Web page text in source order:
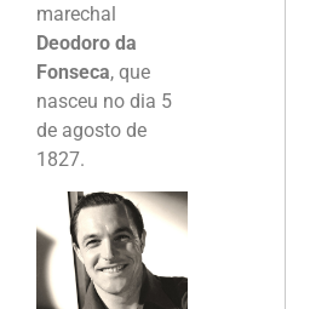
marechal
Deodoro da
Fonseca, que
nasceu no dia 5
de agosto de
1827.